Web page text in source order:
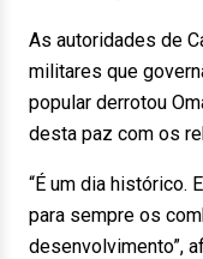
As autoridades de
militares que
popular derrotou
desta paz com os
“É um dia histórico.
para sempre os
desenvolvimento”,